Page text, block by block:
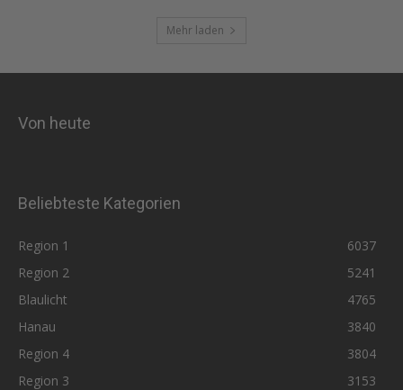
Mehr laden
Von heute
Beliebteste Kategorien
Region 1
6037
Region 2
5241
Blaulicht
4765
Hanau
3840
Region 4
3804
Region 3
3153